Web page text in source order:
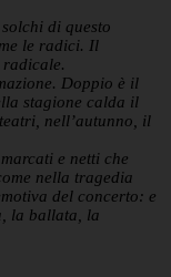
di questo
le radici. Il
Doppio è il
stagione calda il
nell’autunno, il
e netti che
nella tragedia
del concerto: e
la ballata, la